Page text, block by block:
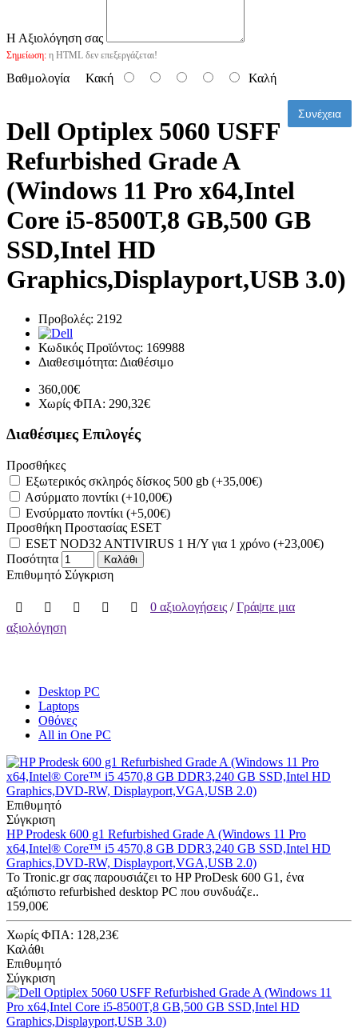
Η Αξιολόγηση σας
Σημείωση: η HTML δεν επεξεργάζεται!
Βαθμολογία Κακή Καλή
Συνέχεια
Dell Optiplex 5060 USFF
Refurbished Grade A
(Windows 11 Pro x64,Intel
Core i5-8500T,8 GB,500 GB
SSD,Intel HD
Graphics,Displayport,USB 3.0)
Προβολές: 2192
Κωδικός Προϊόντος: 169988
Διαθεσιμότητα: Διαθέσιμο
360,00€
Χωρίς ΦΠΑ: 290,32€
Διαθέσιμες Επιλογές
Προσθήκες
Εξωτερικός σκληρός δίσκος 500 gb (+35,00€)
Ασύρματο ποντίκι (+10,00€)
Ενσύρματο ποντίκι (+5,00€)
Προσθήκη Προστασίας ESET
ESET NOD32 ANTIVIRUS 1 Η/Υ για 1 χρόνο (+23,00€)
Ποσότητα
Καλάθι
Επιθυμητό Σύγκριση
0 αξιολογήσεις /Γράψτε μια
αξιολόγηση
Desktop PC
Laptops
Οθόνες
All in One PC
Επιθυμητό
Σύγκριση
HP Prodesk 600 g1 Refurbished Grade A (Windows 11 Pro
x64,Intel® Core™ i5 4570,8 GB DDR3,240 GB SSD,Intel HD
Graphics,DVD-RW, Displayport,VGA,USB 2.0)
Το Tronic.gr σας παρουσιάζει το HP ProDesk 600 G1, ένα
αξιόπιστο refurbished desktop PC που συνδυάζε..
159,00€
Χωρίς ΦΠΑ: 128,23€
Καλάθι
Επιθυμητό
Σύγκριση